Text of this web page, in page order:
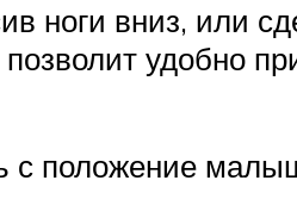
ноги вниз, или
удобно
с положение